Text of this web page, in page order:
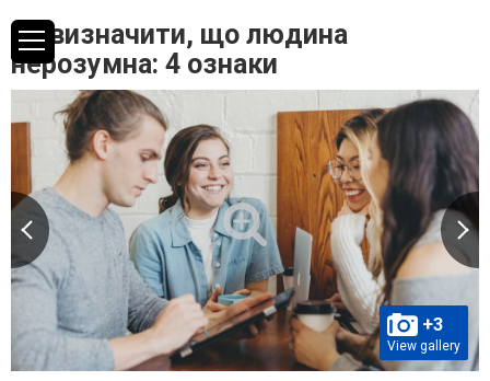
Як визначити, що людина
нерозумна: 4 ознаки
+3
View gallery